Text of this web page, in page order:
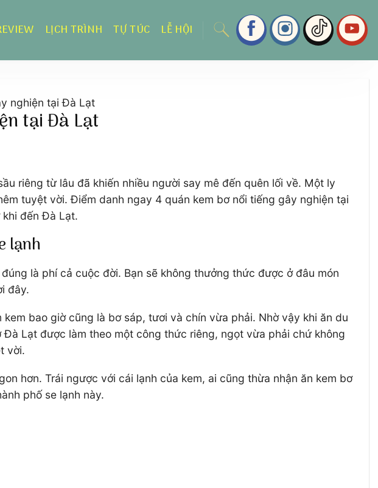
LỊCH TRÌNH TỰ TÚC LỄ HỘI
nghiện tại Đà Lạt
tại Đà Lạt
riêng từ lâu đã khiến nhiều người say mê đến quên lối về. Một ly
tuyệt vời. Điểm danh ngay 4 quán kem bơ nổi tiếng gây nghiện tại
đến Đà Lạt.
lạnh
là phí cả cuộc đời. Bạn sẽ không thưởng thức được ở đâu món
đây.
bao giờ cũng là bơ sáp, tươi và chín vừa phải. Nhờ vậy khi ăn du
Lạt được làm theo một công thức riêng, ngọt vừa phải chứ không
vời.
hơn. Trái ngược với cái lạnh của kem, ai cũng thừa nhận ăn kem bơ
phố se lạnh này.